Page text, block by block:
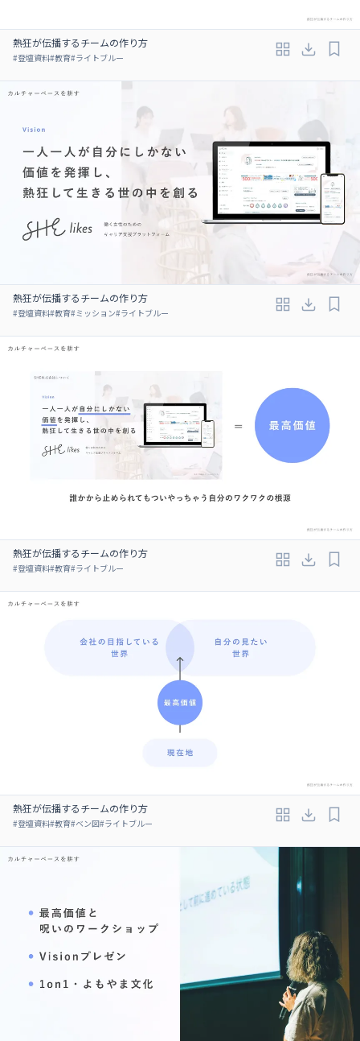
熱狂が伝播するチームの作り方
#登壇資料#教育#ライトブルー
熱狂が伝播するチームの作り方
#登壇資料#教育#ミッション#ライトブルー
熱狂が伝播するチームの作り方
#登壇資料#教育#ライトブルー
熱狂が伝播するチームの作り方
#登壇資料#教育#ベン図#ライトブルー